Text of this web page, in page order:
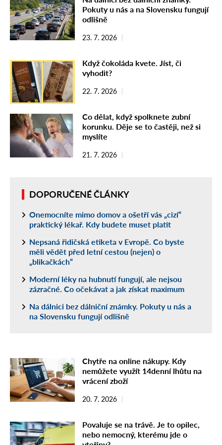
Pokuty u nás a na Slovensku fungují
odlišně
23. 7. 2026
Když čokoláda kvete. Jíst, či
vyhodit?
22. 7. 2026
Co dělat, když spolknete zubní
korunku. Děje se to častěji, než si
myslíte
21. 7. 2026
DOPORUČENÉ ČLÁNKY
Onemocníte mimo domov a ošetří vás „cizí“
praktický lékař. Kdy budete muset platit
Nepsaná řidičská etiketa v Evropě. Co byste
měli vědět před letní cestou (nejen) o
„blikačkách“
Moderní léky na hubnutí fungují, ale nejsou
zázračné. Co očekávat a jak získat maximum
Na dálnici bez dálniční známky. Pokuty u nás a
na Slovensku fungují odlišně
Chytře na online nákupy. Kdy
nemůžete využít 14denní lhůtu na
vrácení zboží
20. 7. 2026
Povaluje se na trávě. Je to opilec,
nebo nemocný, kterému jde o